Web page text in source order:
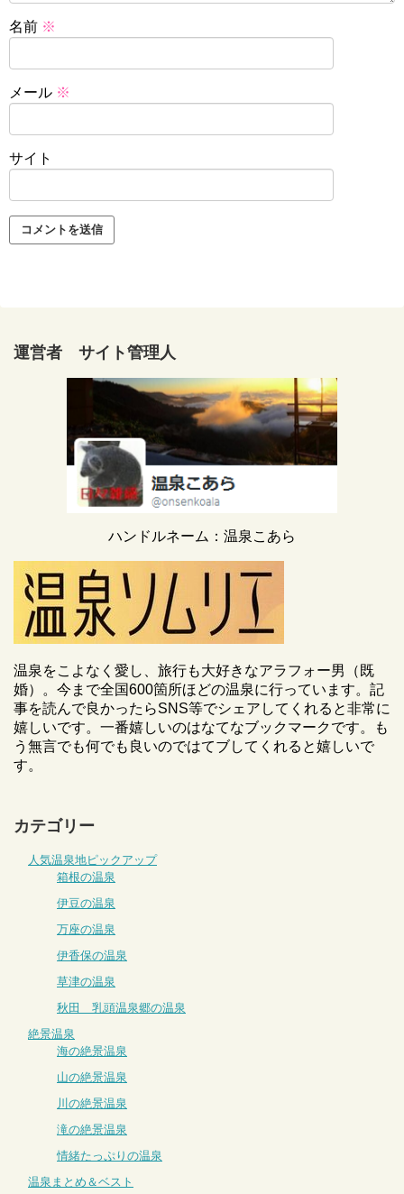
名前 ※
メール ※
サイト
運営者 サイト管理人
ハンドルネーム：温泉こあら
温泉をこよなく愛し、旅行も大好きなアラフォー男（既
婚）。今まで全国600箇所ほどの温泉に行っています。記
事を読んで良かったらSNS等でシェアしてくれると非常に
嬉しいです。一番嬉しいのはなてなブックマークです。も
う無言でも何でも良いのではてブしてくれると嬉しいで
す。
カテゴリー
人気温泉地ピックアップ
箱根の温泉
伊豆の温泉
万座の温泉
伊香保の温泉
草津の温泉
秋田 乳頭温泉郷の温泉
絶景温泉
海の絶景温泉
山の絶景温泉
川の絶景温泉
滝の絶景温泉
情緒たっぷりの温泉
温泉まとめ＆ベスト